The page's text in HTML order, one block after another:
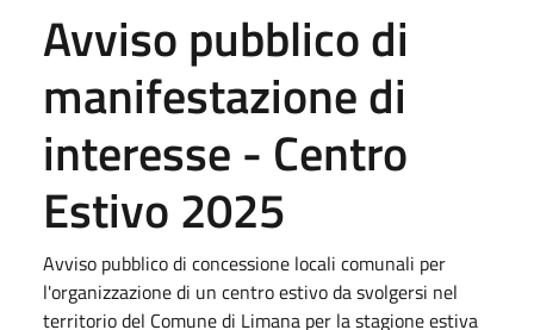
Avviso pubblico di
manifestazione di
interesse - Centro
Estivo 2025
Avviso pubblico di concessione locali comunali per
l'organizzazione di un centro estivo da svolgersi nel
territorio del Comune di Limana per la stagione estiva